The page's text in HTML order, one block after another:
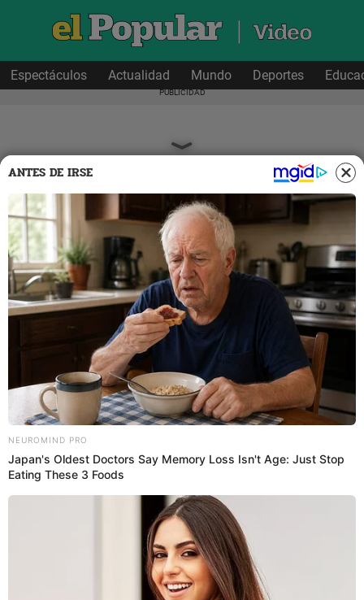
Espectáculos Actualidad Mundo Deportes
Videos
Flor Ortola no se retracta y ANUNCIA que
saldrán CHATS PRIVADOS de Mario con una
mujer: ¿Con Vania Bludau?
Flor Ortola&nbsp;se mantiene firme con su posición sobre
que Mario Irivarren terminó con Onelia Molina previo a la
boda de Alejandra Baigorria pese a que él lo negó. Ahora,
la argentina aseguró que se expondrán chan del chico
ANTES DE IRSE